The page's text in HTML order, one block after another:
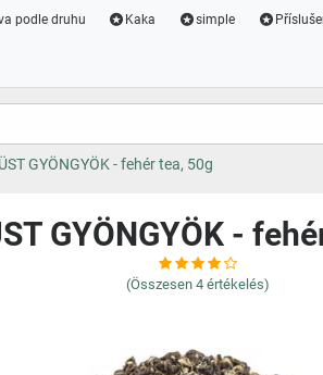
podle druhu Kaka simple
GYÖNGYÖK - fehér tea, 50g
GYÖNGYÖK -
(Összesen 4 értékelés)